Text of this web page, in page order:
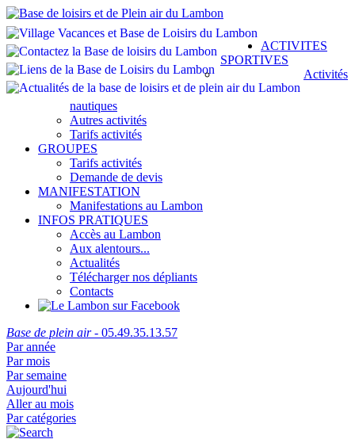
ACTIVITES
SPORTIVES
Activités
nautiques
Autres activités
Tarifs activités
GROUPES
Tarifs activités
Demande de devis
MANIFESTATION
Manifestations au Lambon
INFOS PRATIQUES
Accès au Lambon
Aux alentours...
Actualités
Télécharger nos dépliants
Contacts
Base de plein air- 05.49.35.13.57
Par année
Par mois
Par semaine
Aujourd'hui
Aller au mois
Par catégories